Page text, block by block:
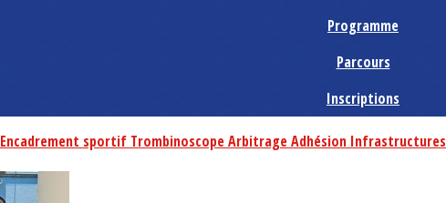
Programme
Parcours
Inscriptions
Encadrement sportif TrombinoscopeArbitrageAdhésion Infrastructures